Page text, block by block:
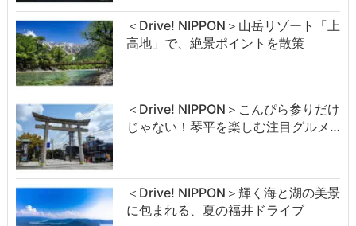
＜Drive! NIPPON＞山岳リゾート「上
高地」で、絶景ポイントを散策
＜Drive! NIPPON＞こんぴら参りだけ
じゃない！琴平を楽しむ注目グルメ…
＜Drive! NIPPON＞輝く海と湖の美景
に包まれる、夏の福井ドライブ